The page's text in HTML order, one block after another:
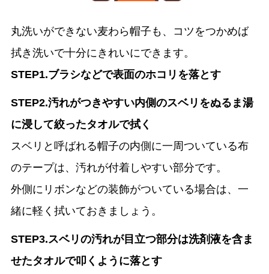
丸洗いができない麦わら帽子も、コツをつかめば
拭き洗いで十分にきれいにできます。
STEP1.ブラシなどで表面のホコリを落とす
STEP2.汚れがつきやすい内側のスベリをぬるま湯
に浸して絞ったタオルで拭く
スベリと呼ばれる帽子の内側に一周ついている布
のテープは、汚れが付着しやすい部分です。
外側にリボンなどの装飾がついている場合は、一
緒に軽く拭いておきましょう。
STEP3.スベリの汚れが目立つ部分は洗剤液を含ま
せたタオルで叩くように落とす